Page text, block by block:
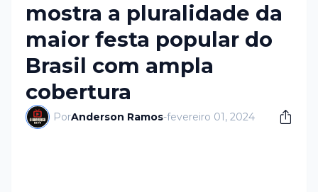
mostra a pluralidade da
maior festa popular do
Brasil com ampla
cobertura
PorAnderson Ramos-fevereiro 01, 2024